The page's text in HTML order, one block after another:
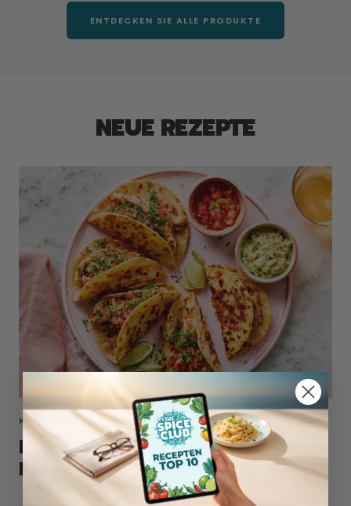
ENTDECKEN SIE ALLE PRODUKTE
NEUE REZEPTE
KIP ALLROUND MIX
KROKANTE KIP TACO'S UIT DE
PAN